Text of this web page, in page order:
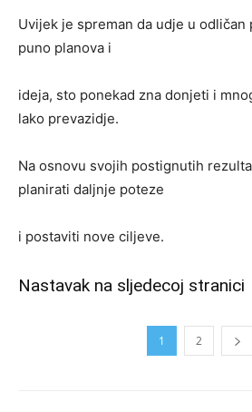
Uvijek je spreman da udje u
puno planova i
ideja, sto ponekad zna donjeti i
lako prevazidje.
Na osnovu svojih postignutih
planirati daljnje poteze
i postaviti nove ciljeve.
Nastavak na sljedecoj stranici
1 2